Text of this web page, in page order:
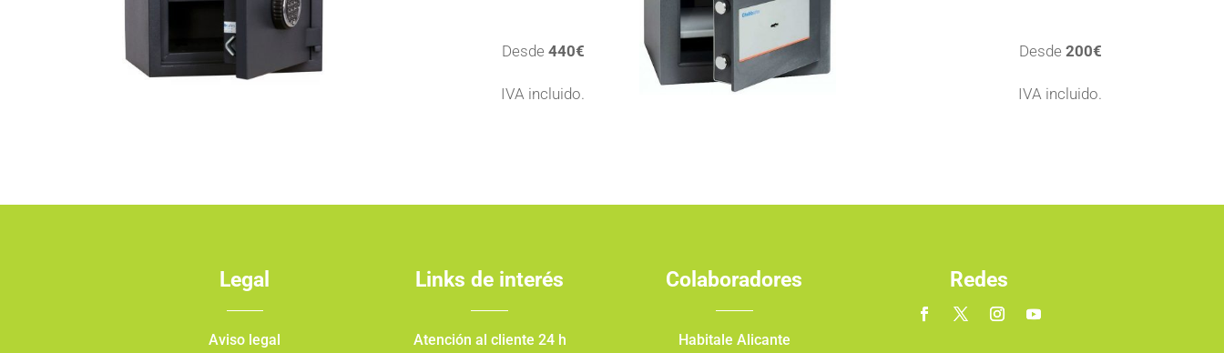
Desde440€
IVA incluido.
Desde 200€
IVA incluido.
Legal
Aviso legal
Links de interés
Atención al cliente 24 h
Colaboradores
Habitale Alicante
Redes